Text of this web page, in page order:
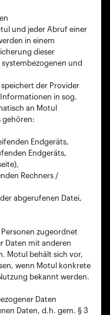
und jeder Abruf einer
in einem
dieser
und
der Provider
in sog.
an Motul
gehören:
Endgeräts,
Endgeräts,
Rechners /
abgerufenen Datei,
zugeordnet
Daten mit anderen
Motul behält sich vor,
wenn Motul konkrete
bekannt werden.
Daten
Daten, d.h. gem. § 3